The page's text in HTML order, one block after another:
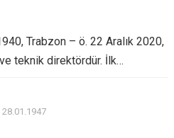
Trabzon – ö. 22 Aralık 2020,
teknik direktördür. İlk…
28.01.1947